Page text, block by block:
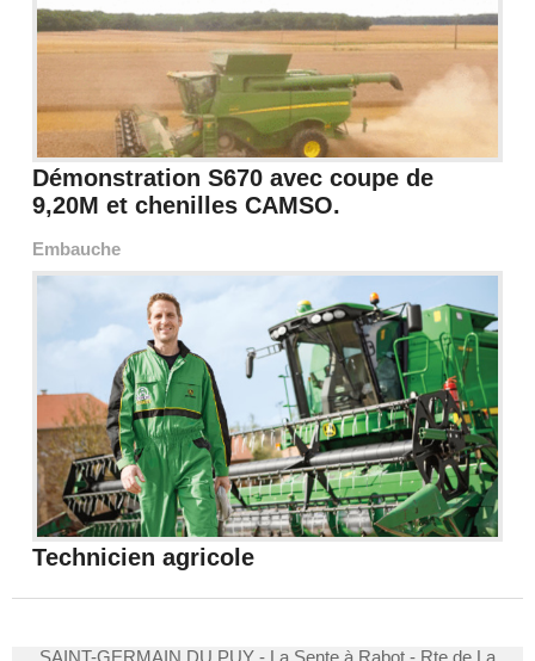
Démonstration S670 avec coupe de
9,20M et chenilles CAMSO.
Embauche
Technicien agricole
SAINT-GERMAIN DU PUY - La Sente à Rabot - Rte de La